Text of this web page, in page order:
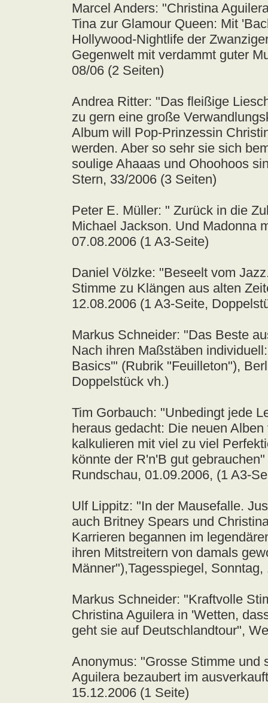
Marcel Anders: "Christina
Tina zur Glamour Queen: Mit
Hollywood-Nightlife der
Gegenwelt mit verdammt guter
08/06 (2 Seiten)
Andrea Ritter: "Das fleißige
zu gern eine große
Album will Pop-Prinzessin
werden. Aber so sehr sie sich
soulige Ahaaas und Ohoohoos
Stern, 33/2006 (3 Seiten)
Peter E. Müller: " Zurück in die
Michael Jackson. Und Madonna
07.08.2006 (1 A3-Seite)
Daniel Völzke: "Beseelt vom
Stimme zu Klängen aus alten
12.08.2006 (1 A3-Seite,
Markus Schneider: "Das Beste
Nach ihren Maßstäben
Basics'" (Rubrik "Feuilleton"),
Doppelstück vh.)
Tim Gorbauch: "Unbedingt jede
heraus gedacht: Die neuen
kalkulieren mit viel zu viel
könnte der R'n'B gut
Rundschau, 01.09.2006, (1 A3-
Ulf Lippitz: "In der Mausefalle.
auch Britney Spears und
Karrieren begannen im
ihren Mitstreitern von damals
Männer"),Tagesspiegel,
Markus Schneider: "Kraftvolle
Christina Aguilera in 'Wetten,
geht sie auf Deutschlandtour",
Anonymus: "Grosse Stimme und
Aguilera bezaubert im
15.12.2006 (1 Seite)